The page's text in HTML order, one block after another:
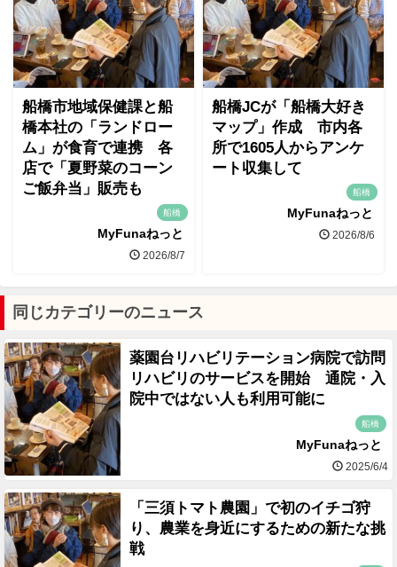
船橋市地域保健課と船
橋本社の「ランドロー
ム」が食育で連携 各
店で「夏野菜のコーン
ご飯弁当」販売も
船橋
MyFunaねっと
2026/8/7
船橋JCが「船橋大好き
マップ」作成 市内各
所で1605人からアンケ
ート収集して
船橋
MyFunaねっと
2026/8/6
同じカテゴリーのニュース
薬園台リハビリテーション病院で訪問
リハビリのサービスを開始 通院・入
院中ではない人も利用可能に
船橋
MyFunaねっと
2025/6/4
「三須トマト農園」で初のイチゴ狩
り、農業を身近にするための新たな挑
戦